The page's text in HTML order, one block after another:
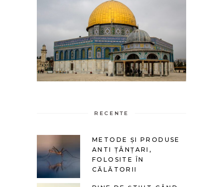
RECENTE
METODE ȘI PRODUSE
ANTI ȚÂNȚARI,
FOLOSITE ÎN
CĂLĂTORII